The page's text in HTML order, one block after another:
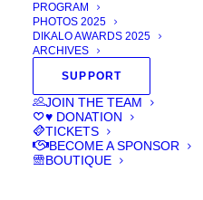
PROGRAM
PHOTOS 2025
DIKALO AWARDS 2025
ARCHIVES
SUPPORT
JOIN THE TEAM
♥ DONATION
TICKETS
BECOME A SPONSOR
BOUTIQUE